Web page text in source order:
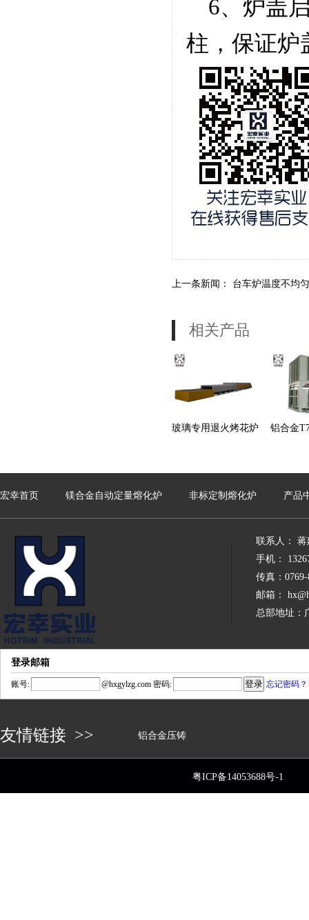
6、炉盖
柱，保证炉
上一条新闻： 台车炉温度不均
相关产品
玻璃专用退火烤花炉 铝合金
宏幸首页 镁合金自动定量熔化炉 非标定制熔化炉 产品
联系人： 蒋
手机：
传真：0769-
邮箱：
总部地址：
登录邮箱
账号: @hxgylzg.com 密码: 忘记密码？
友情链接 >> 铝合金压铸
粤ICP备14053688号-1